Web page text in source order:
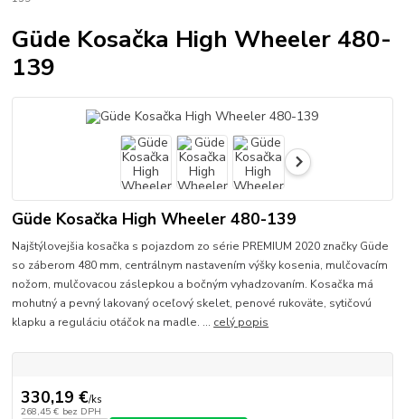
Güde Kosačka High Wheeler 480-
139
Güde Kosačka High Wheeler 480-139
Najštýlovejšia kosačka s pojazdom zo série PREMIUM 2020 značky Güde
so záberom 480 mm, centrálnym nastavením výšky kosenia, mulčovacím
nožom, mulčovacou záslepkou a bočným vyhadzovaním. Kosačka má
mohutný a pevný lakovaný oceľový skelet, penové rukoväte, sytičovú
klapku a reguláciu otáčok na madle. ... celý popis
330,19 €/ks
268,45 € bez DPH